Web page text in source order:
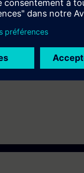
à TIA-PRO2 ou TIA-